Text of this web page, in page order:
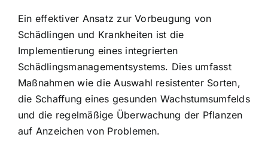
Ein effektiver Ansatz zur Vorbeugung von
Schädlingen und Krankheiten ist die
Implementierung eines integrierten
Schädlingsmanagementsystems. Dies umfasst
Maßnahmen wie die Auswahl resistenter Sorten,
die Schaffung eines gesunden Wachstumsumfelds
und die regelmäßige Überwachung der Pflanzen
auf Anzeichen von Problemen.